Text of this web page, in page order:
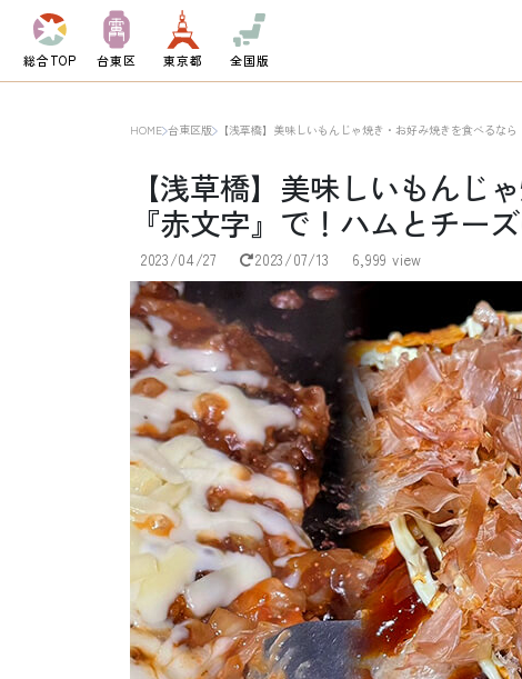
総合TOP 台東区 東京都 全国版
HOME 台東区版 【浅草橋】美味しいもんじゃ焼き・お好み焼きを食べるな
【浅草橋】美味しいもんじ
『赤文字』で！ハムとチー
2023/04/27 2023/07/13 6,999 view